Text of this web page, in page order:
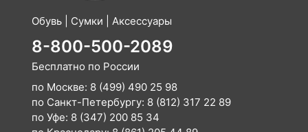
по Москве:
8 (499) 490 25 98
по Санкт-Петербургу:8 (812) 317 22 89
по Уфе:
8 (347) 200 85 34
по Краснодару:
E-mail:
info@rieker-shop.ru